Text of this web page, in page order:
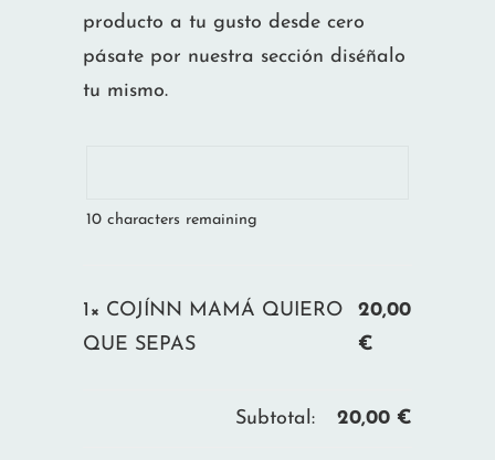
producto a tu gusto desde cero
pásate por nuestra sección diséñalo
tu mismo.
10 characters remaining
1× COJÍNN MAMÁ QUIERO
QUE SEPAS
20,00
€
Subtotal: 20,00 €